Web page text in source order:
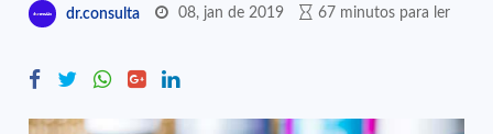
dr.consulta 08, jan de 2019 67 minutos para ler